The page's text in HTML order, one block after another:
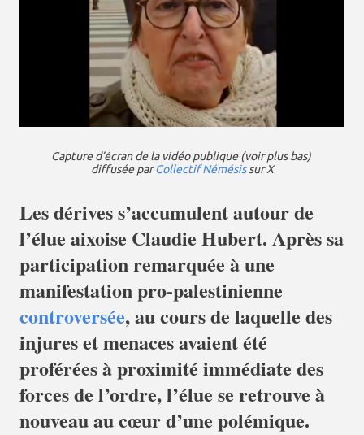
Capture d’écran de la vidéo publique (voir plus bas)
diffusée parCollectif Némésissur X
Les dérives s’accumulent autour de
l’élue aixoise Claudie Hubert. Après sa
participation remarquée à une
manifestation pro-palestinienne
controversée, au cours de laquelle des
injures et menaces avaient été
proférées à proximité immédiate des
forces de l’ordre, l’élue se retrouve à
nouveau au cœur d’une polémique.